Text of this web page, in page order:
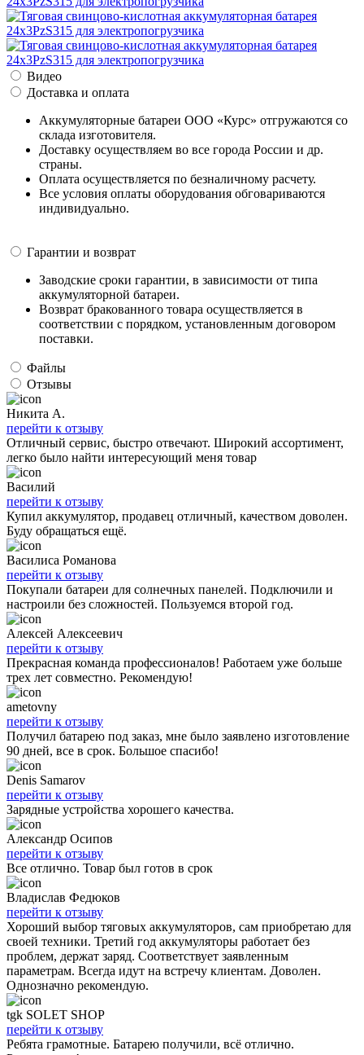
Видео
Доставка и оплата
Аккумуляторные батареи ООО «Курс» отгружаются со
склада изготовителя.
Доставку осуществляем во все города России и др.
страны.
Оплата осуществляется по безналичному расчету.
Все условия оплаты оборудования обговариваются
индивидуально.
Гарантии и возврат
Заводские сроки гарантии, в зависимости от типа
аккумуляторной батареи.
Возврат бракованного товара осуществляется в
соответствии с порядком, установленным договором
поставки.
Файлы
Отзывы
Никита А.
перейти к отзыву
Отличный сервис, быстро отвечают. Широкий ассортимент,
легко было найти интересующий меня товар
Василий
перейти к отзыву
Купил аккумулятор, продавец отличный, качеством доволен.
Буду обращаться ещё.
Василиса Романова
перейти к отзыву
Покупали батареи для солнечных панелей. Подключили и
настроили без сложностей. Пользуемся второй год.
Алексей Алексеевич
перейти к отзыву
Прекрасная команда профессионалов! Работаем уже больше
трех лет совместно. Рекомендую!
ametovny
перейти к отзыву
Получил батарею под заказ, мне было заявлено изготовление
90 дней, все в срок. Большое спасибо!
Denis Samarov
перейти к отзыву
Зарядные устройства хорошего качества.
Александр Осипов
перейти к отзыву
Все отлично. Товар был готов в срок
Владислав Федюков
перейти к отзыву
Хороший выбор тяговых аккумуляторов, сам приобретаю для
своей техники. Третий год аккумуляторы работает без
проблем, держат заряд. Соответствует заявленным
параметрам. Всегда идут на встречу клиентам. Доволен.
Однозначно рекомендую.
tgk SOLET SHOP
перейти к отзыву
Ребята грамотные. Батарею получили, всё отлично.